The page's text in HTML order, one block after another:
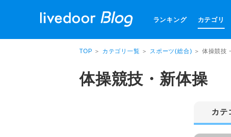
ランキング カテゴリ
TOP ＞ カテゴリ一覧 ＞ スポーツ(総合) ＞ 体操競技
体操競技・新体操
カテ